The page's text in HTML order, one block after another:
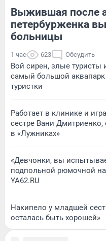
Выжившая после
петербурженка
больницы
1 час 623 Обсудить
Вой сирен, злые туристы
самый большой
туристки
Работает в клинике и
сестре Вани
в «Лужниках»
«Девчонки, вы
подпольной рюмочной
YA62.RU
Накипело у младшей
осталась быть хорошей»